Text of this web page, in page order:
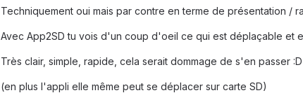
Techniquement oui mais par contre en terme de présentation /
Avec App2SD tu vois d'un coup d'oeil ce qui est déplaçable et
Très clair, simple, rapide, cela serait dommage de s'en passer :D
(en plus l'appli elle même peut se déplacer sur carte SD)